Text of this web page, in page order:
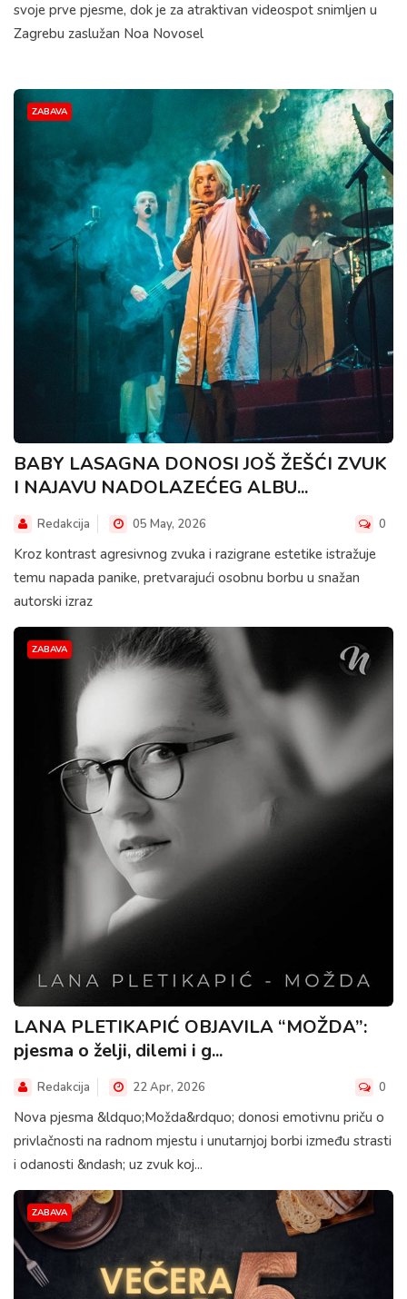
svoje prve pjesme, dok je za atraktivan videospot snimljen u
Zagrebu zaslužan Noa Novosel
ZABAVA
BABY LASAGNA DONOSI JOŠ ŽEŠĆI ZVUK
I NAJAVU NADOLAZEĆEG ALBU...
Redakcija 05 May, 2026 0
Kroz kontrast agresivnog zvuka i razigrane estetike istražuje
temu napada panike, pretvarajući osobnu borbu u snažan
autorski izraz
ZABAVA
LANA PLETIKAPIĆ OBJAVILA “MOŽDA”:
pjesma o želji, dilemi i g...
Redakcija 22 Apr, 2026 0
Nova pjesma &ldquo;Možda&rdquo; donosi emotivnu priču o
privlačnosti na radnom mjestu i unutarnjoj borbi između strasti
i odanosti &ndash; uz zvuk koj...
ZABAVA